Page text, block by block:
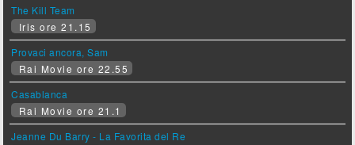
The Kill Team
Iris ore 21.15
Provaci ancora, Sam
Rai Movie ore 22.55
Casablanca
Rai Movie ore 21.1
Jeanne Du Barry - La Favorita del Re